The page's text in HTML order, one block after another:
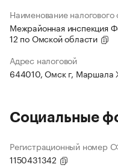
Наименование налогового
Межрайонная инспекция
12 по Омской области
Адрес налоговой
644010, Омск г, Маршала
Социальные
Регистрационный номер
1150431342